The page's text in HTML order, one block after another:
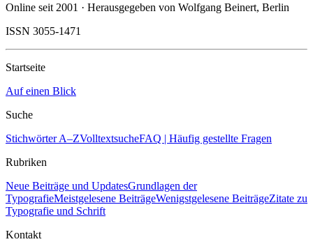
Online seit 2001 · Herausgegeben von Wolfgang Beinert, Berlin
ISSN 3055-1471
Startseite
Auf einen Blick
Suche
Stichwörter A–ZVolltextsucheFAQ | Häufig gestellte Fragen
Rubriken
Neue Beiträge und UpdatesGrundlagen der
TypografieMeistgelesene BeiträgeWenigstgelesene BeiträgeZitate zu
Typografie und Schrift
Kontakt